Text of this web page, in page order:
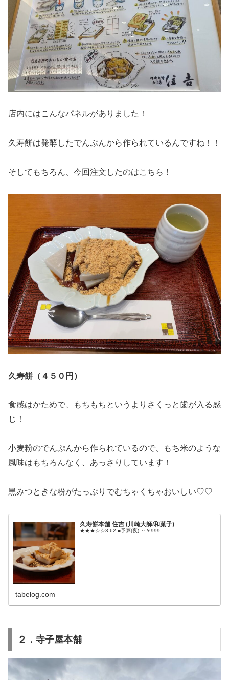
店内にはこんなパネルがありました！
久寿餅は発酵したでんぷんから作られているんですね！！
そしてもちろん、今回注文したのはこちら！
久寿餅（４５０円）
食感はかためで、もちもちというよりさくっと歯が入る感
じ！
小麦粉のでんぷんから作られているので、もち米のような
風味はもちろんなく、あっさりしています！
黒みつときな粉がたっぷりでむちゃくちゃおいしい♡♡
久寿餅本舗 住吉 (川崎大師/和菓子)
★★★☆☆3.62 ■予算(夜):～￥999
tabelog.com
２．寺子屋本舗